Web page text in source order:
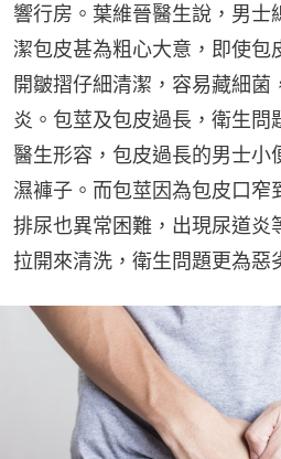
響行房。葉維晉醫生說，男士
潔包皮甚為粗心大意，即使包
開皺摺仔細清潔，容易藏細菌
炎。包莖及包皮過長，衛生問
醫生形容，包皮過長的男士小
濕褲子。而包莖因為包皮口窄
排尿也異常困難，出現尿道炎
拉開來清洗，衛生問題更為惡